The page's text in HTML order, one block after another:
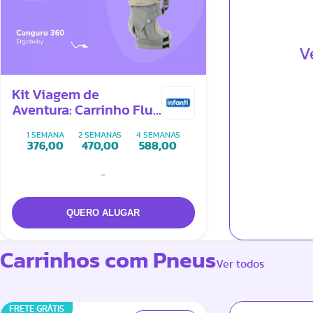
Kit Viagem de
Aventura: Carrinho Flux
1 SEMANA
376,00
2 SEMANAS
470,00
4 SEMANAS
588,00
-
Carrinhos com PneusVer todos
FRETE GRÁTIS